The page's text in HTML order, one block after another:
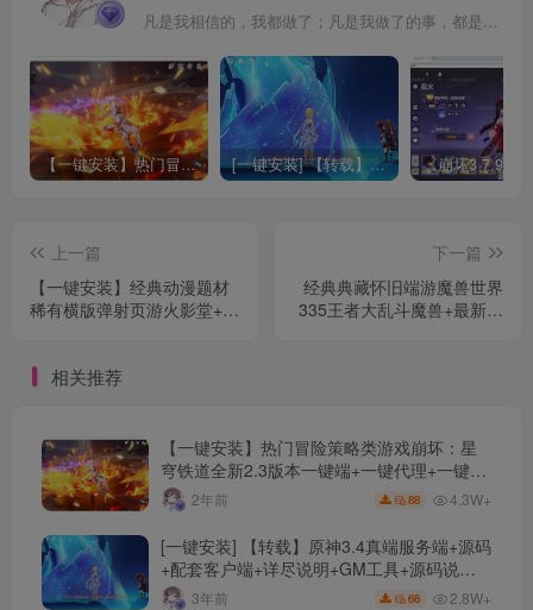
凡是我相信的，我都做了；凡是我做了的事，都是全身心地投入去做的
【一键安装】热门冒险策略类游戏崩坏：星穹铁道全新2.3版本一键端+一键代理+一键启动+免虚拟机 [一键安装] 【转载】原神3.4真端服务端+源码+配套客户端+详尽说明+GM工具+源码说明文件
上一篇
【一键安装】经典动漫题材
稀有横版弹射页游火影堂+最
下一篇
经典典藏怀旧端游魔兽世界
335王者大乱斗魔兽+最新整
相关推荐
【一键安装】热门冒险策略类游戏崩坏：星
穹铁道全新2.3版本一键端+一键代理+一键启
动+免虚拟机
2年前 88 4.3W+
[一键安装] 【转载】原神3.4真端服务端+源码
+配套客户端+详尽说明+GM工具+源码说明
文件3年前 66 2.8W+